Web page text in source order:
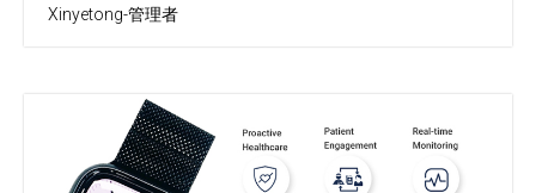
Xinyetong-管理者